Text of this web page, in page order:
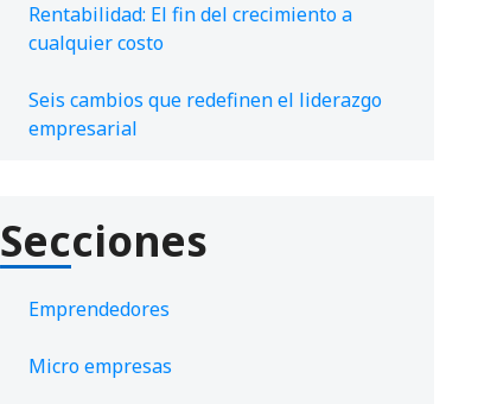
Rentabilidad: El fin del crecimiento a
cualquier costo
Seis cambios que redefinen el liderazgo
empresarial
Secciones
Emprendedores
Micro empresas